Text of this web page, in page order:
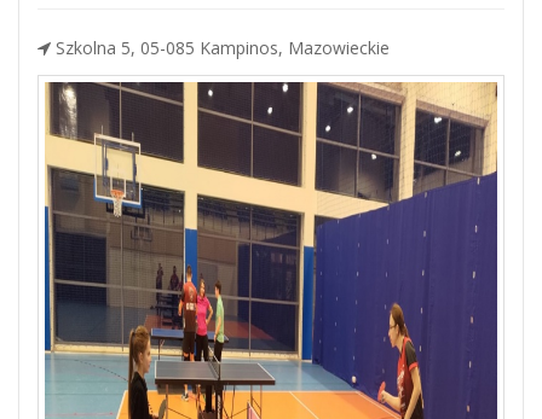
Szkolna 5, 05-085 Kampinos, Mazowieckie